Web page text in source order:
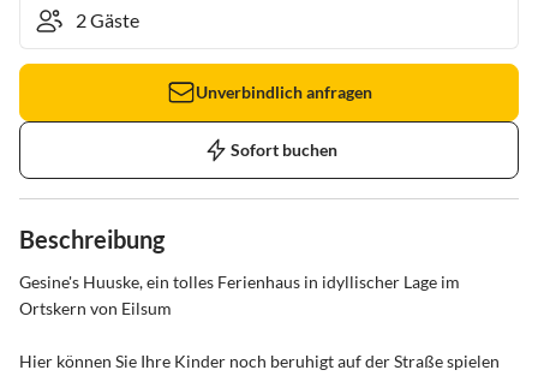
Unverbindlich anfragen
Sofort buchen
Beschreibung
Gesine's Huuske, ein tolles Ferienhaus in idyllischer Lage im
Ortskern von Eilsum
Hier können Sie Ihre Kinder noch beruhigt auf der Straße spielen